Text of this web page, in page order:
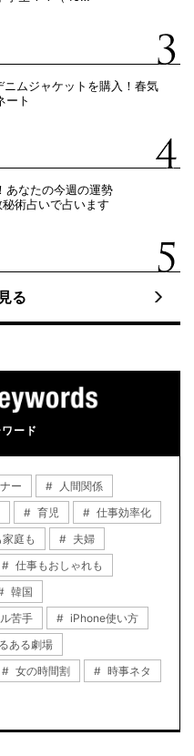
ムジャケットを購入！春気
ート
あなたの今週の運勢
術占いで占います
る
ード
ー
人間関係
育児
仕事効率化
庭も
夫婦
仕事もおしゃれも
韓国
苦手
iPhone使い方
ある劇場
女の時間割
時事ネタ